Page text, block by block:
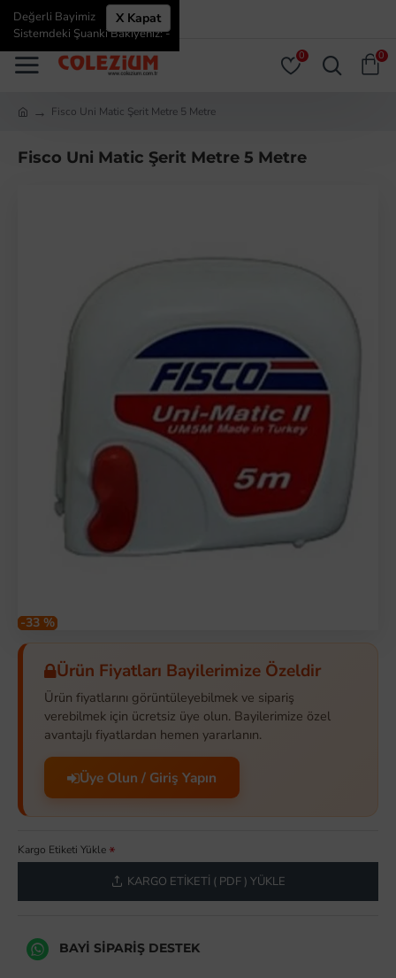
ÜYE GIRIŞI ÜYE OL
0 0
X Kapat
Değerli Bayimiz
Sistemdeki Şuanki Bakiyeniz: -
Fisco Uni Matic Şerit Metre 5 Metre
Fisco Uni Matic Şerit Metre 5 Metre
-33 %
Ürün Fiyatları Bayilerimize Özeldir
Ürün fiyatlarını görüntüleyebilmek ve sipariş
verebilmek için ücretsiz üye olun. Bayilerimize özel
avantajlı fiyatlardan hemen yararlanın.
Üye Olun / Giriş Yapın
Kargo Etiketi Yükle
KARGO ETIKETI ( PDF ) YÜKLE
BAYI SIPARIŞ DESTEK